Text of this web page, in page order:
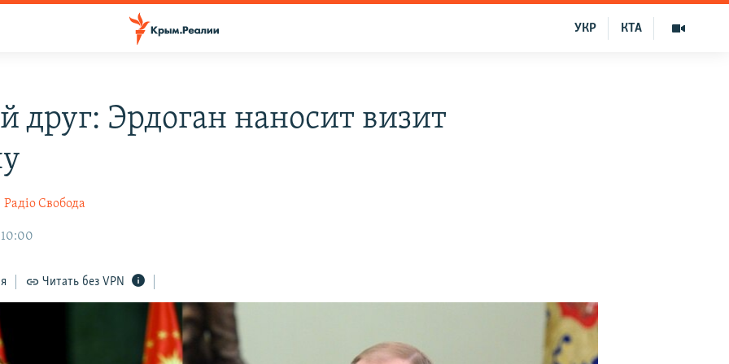
КТА
УКР
друг: Эрдоган наносит визит
Радіо Свобода
10:00
Читать без VPN